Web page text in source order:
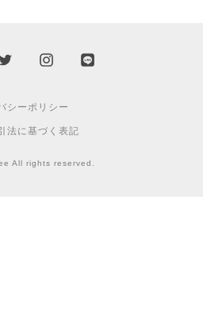
シーポリシー
法に基づく表記
All rights reserved.